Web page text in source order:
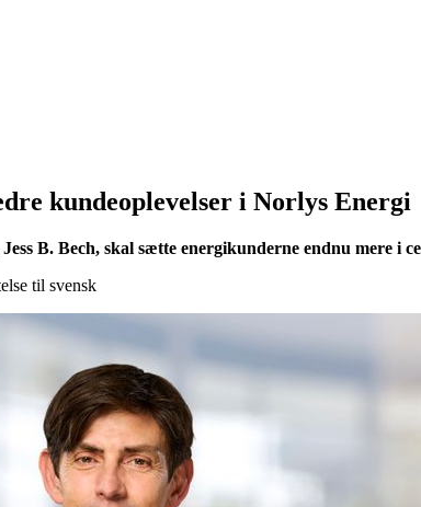
kundeoplevelser i Norlys Energi
B. Bech, skal sætte energikunderne endnu mere